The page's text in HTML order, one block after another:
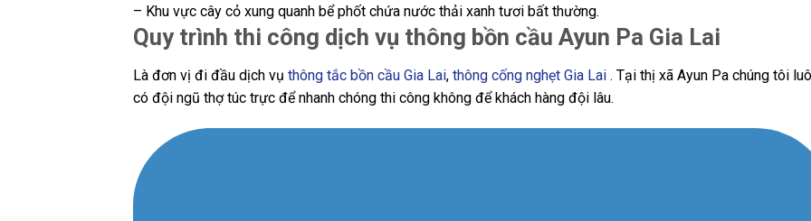
– Khu vực cây cỏ xung quanh bể phốt chứa nước thải xanh tươi bất thường.
Quy trình thi công dịch vụ thông bồn cầu Ayun Pa Gia Lai
Là đơn vị đi đầu dịch vụ thông tắc bồn cầu Gia Lai, thông cống nghẹt Gia Lai . Tại thị xã Ayun Pa chúng tôi
có đội ngũ thợ túc trực để nhanh chóng thi công không để khách hàng đội lâu.